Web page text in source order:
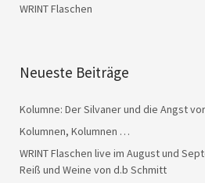
WRINT Flaschen
Neueste Beiträge
Kolumne: Der Silvaner und die Angst
Kolumnen, Kolumnen …
WRINT Flaschen live im August und
Reiß und Weine von d.b Schmitt